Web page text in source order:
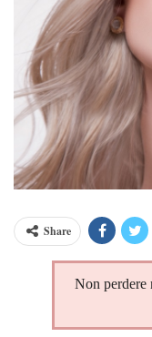
Share
Non